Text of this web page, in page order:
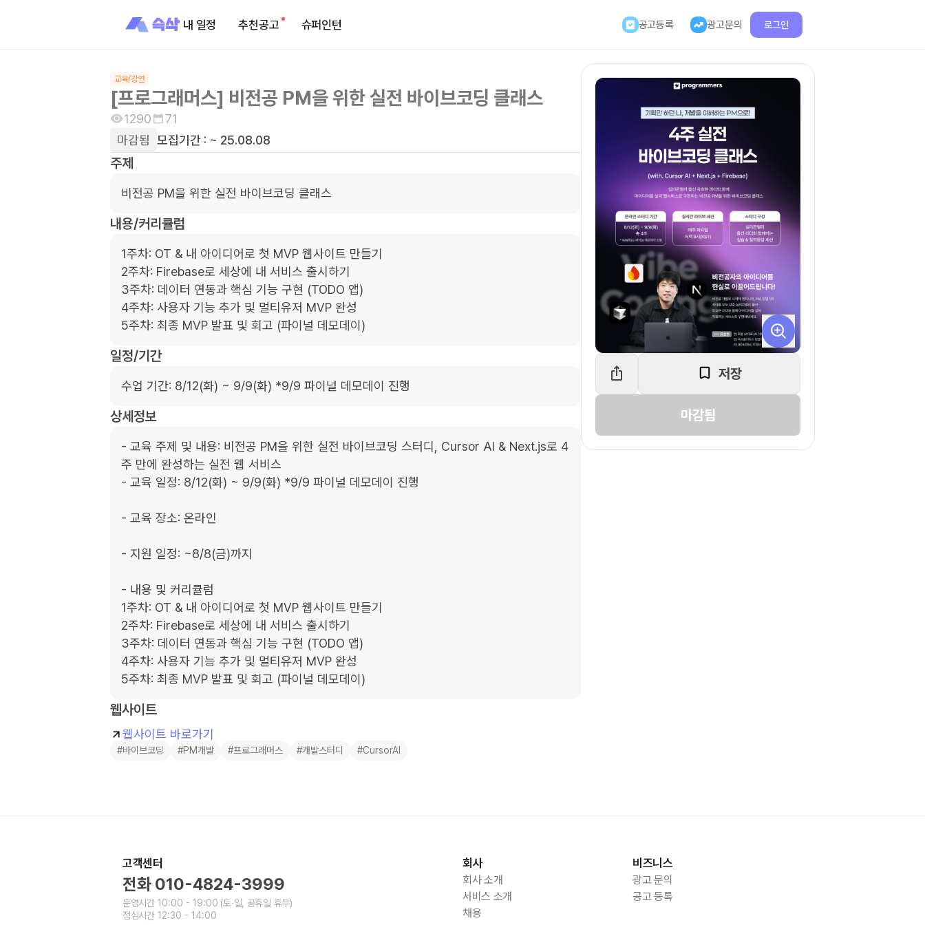
내 일정 추천공고 슈퍼인턴 공고등록 광고문의 로그인
교육/강연
[프로그래머스] 비전공 PM을 위한 실전 바이브코딩 클래스
1290
71
마감됨 모집기간 : ~ 25.08.08
주제
비전공 PM을 위한 실전 바이브코딩 클래스
내용/커리큘럼
1주차: OT & 내 아이디어로 첫 MVP 웹사이트 만들기
2주차: Firebase로 세상에 내 서비스 출시하기
3주차: 데이터 연동과 핵심 기능 구현 (TODO 앱)
4주차: 사용자 기능 추가 및 멀티유저 MVP 완성
5주차: 최종 MVP 발표 및 회고 (파이널 데모데이)
일정/기간
수업 기간: 8/12(화) ~ 9/9(화) *9/9 파이널 데모데이 진행
상세정보
- 교육 주제 및 내용: 비전공 PM을 위한 실전 바이브코딩 스터디, Cursor AI & Next.js로 4
주 만에 완성하는 실전 웹 서비스
- 교육 일정: 8/12(화) ~ 9/9(화) *9/9 파이널 데모데이 진행
- 교육 장소: 온라인
- 지원 일정: ~8/8(금)까지
- 내용 및 커리큘럼
1주차: OT & 내 아이디어로 첫 MVP 웹사이트 만들기
2주차: Firebase로 세상에 내 서비스 출시하기
3주차: 데이터 연동과 핵심 기능 구현 (TODO 앱)
4주차: 사용자 기능 추가 및 멀티유저 MVP 완성
5주차: 최종 MVP 발표 및 회고 (파이널 데모데이)
웹사이트
웹사이트 바로가기
#바이브코딩 #PM개발 #프로그래머스 #개발스터디 #CursorAI
저장
마감됨
고객센터
전화 010-4824-3999
운영시간 10:00 - 19:00 (토∙일, 공휴일 휴무)
점심시간 12:30 - 14:00
회사
회사 소개
서비스 소개
채용
비즈니스
광고 문의
공고 등록